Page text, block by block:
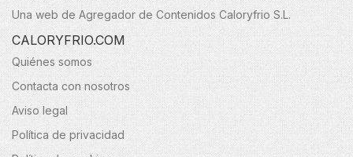
Una web de Agregador de Contenidos Caloryfrio S.L.
CALORYFRIO.COM
Quiénes somos
Contacta con nosotros
Aviso legal
Política de privacidad